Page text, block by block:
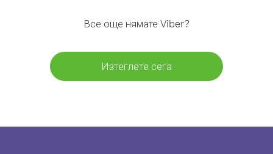
Все още нямате Viber?
Изтеглете сега